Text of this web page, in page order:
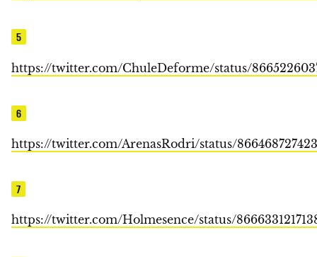
5
https://twitter.com/ChuleDeforme/status/
6
https://twitter.com/ArenasRodri/status/
7
https://twitter.com/Holmesence/status/